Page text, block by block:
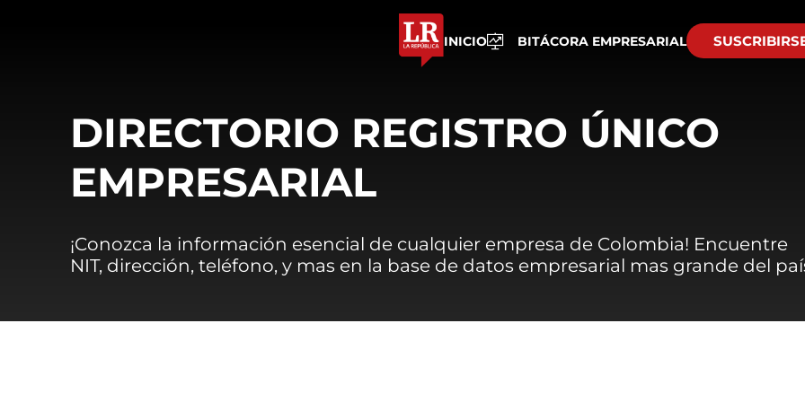
INICIO BITÁCORA EMPRESARIAL
DIRECTORIO REGISTRO ÚNICO
EMPRESARIAL
¡Conozca la información esencial de cualquier empresa de Colombia! Encuentre
NIT, dirección, teléfono, y mas en la base de datos empresarial mas grande del